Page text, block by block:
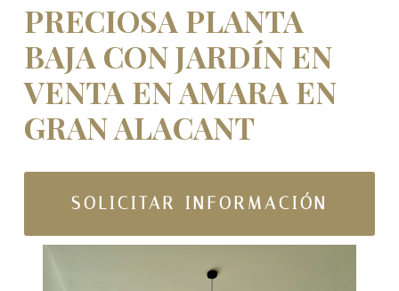
PRECIOSA PLANTA
BAJA CON JARDÍN EN
VENTA EN AMARA EN
GRAN ALACANT
SOLICITAR INFORMACIÓN